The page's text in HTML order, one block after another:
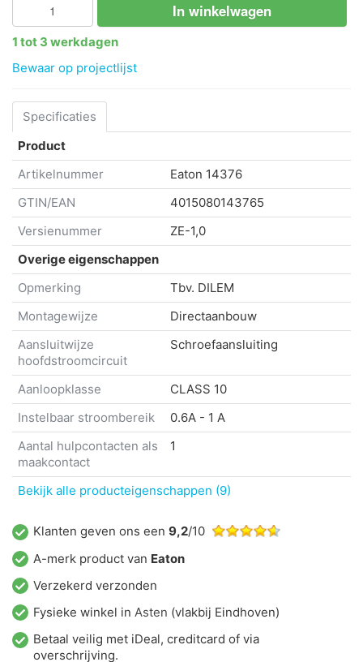
In winkelwagen
1 tot 3 werkdagen
Bewaar op projectlijst
Specificaties
Product
Artikelnummer
Eaton 14376
GTIN/EAN
4015080143765
Versienummer
ZE-1,0
Overige eigenschappen
Opmerking
Tbv. DILEM
Montagewijze
Directaanbouw
Aansluitwijze
hoofdstroomcircuit
Schroefaansluiting
Aanloopklasse
CLASS 10
Instelbaar stroombereik
0.6A - 1 A
Aantal hulpcontacten als
maakcontact
1
Bekijk alle producteigenschappen (9)
Klanten geven ons een 9,2/10
A-merk product van Eaton
Verzekerd verzonden
Fysieke winkel in Asten (vlakbij Eindhoven)
Betaal veilig met iDeal, creditcard of via
overschrijving.